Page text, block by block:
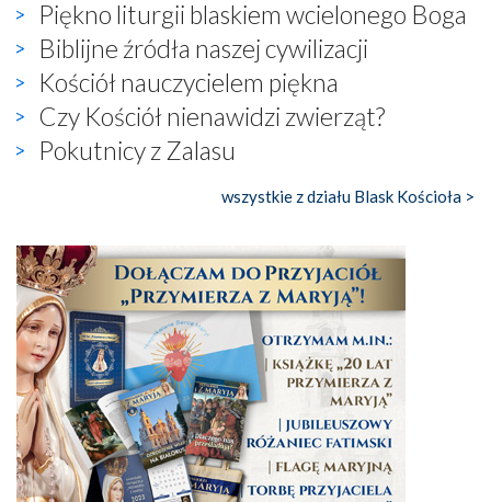
Piękno liturgii blaskiem wcielonego Boga
Biblijne źródła naszej cywilizacji
Kościół nauczycielem piękna
Czy Kościół nienawidzi zwierząt?
Pokutnicy z Zalasu
wszystkie z działu Blask Kościoła >